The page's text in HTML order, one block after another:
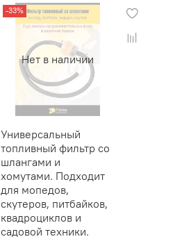
Нет в наличии
-33%
Универсальный
топливный фильтр со
шлангами и
хомутами. Подходит
для мопедов,
скутеров, питбайков,
квадроциклов и
садовой техники.